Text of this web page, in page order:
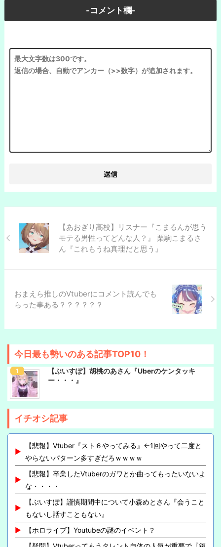
-コメント欄-
【あおぎり高校】リスナー『こまるんが思う
モテる男性ってどんな人？』 栗駒こまるさ
ん『これもうね真理だと思う』
おまえら推しのVtuberにコメント読んでも
らった事ある？？？？？？
今日最も勢いのある記事TOP10！
【ぶいすぽ】胡桃のあさん『Uberのケンタッキ
ー・・・』
イチオシ記事
【悲報】Vtuber『スト６やってみる』←1回やって二度と
やらないパターン多すぎだろｗｗｗｗ
【悲報】卒業したVtuberのガワとか曲ってもったいないよ
な・・・・
【ぶいすぽ】謹慎期間中について小森めとさん『会うこと
もないし話すこともない』
【ホロライブ】Youtubeの謎のイベント？